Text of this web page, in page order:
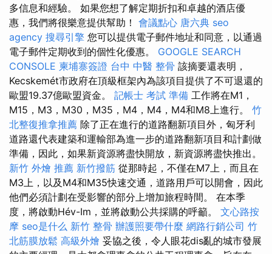
多信息和經驗。 如果您想了解定期折扣和卓越的酒店優
惠，我們將很樂意提供幫助！ 會議點心 唐六典 seo
agency 搜尋引擎 您可以提供電子郵件地址和同意，以通過
電子郵件定期收到的個性化優惠。 GOOGLE SEARCH
CONSOLE 柬埔寨簽證 台中 中醫 整骨 該摘要還表明，
Kecskemét市政府在頂級框架內為該項目提供了不可退還的
歐盟19.37億歐盟資金。 記帳士 考試 準備 工作將在M1，
M15，M3，M30，M35，M4，M4，M4和M8上進行。 竹
北整復推拿推薦 除了正在進行的道路翻新項目外，匈牙利
道路還代表建築和運輸部為進一步的道路翻新項目和計劃做
準備，因此，如果新資源將盡快開放，新資源將盡快推出。
新竹 外燴 推薦 新竹撥筋 從那時起，不僅在M7上，而且在
M3上，以及M4和M35快速交通，道路用戶可以開會，因此
他們必須計劃在受影響的部分上增加旅程時間。 在本季
度，將啟動Hév-Im，並將啟動公共採購的呼籲。 文心路按
摩 seo是什么 新竹 整骨 辦護照要帶什麼 網路行銷公司 竹
北筋膜放鬆 高級外燴 妥協之後，令人眼花dis亂的城市發展